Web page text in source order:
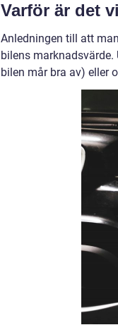
Varför är det
Anledningen till att
bilens
bilen mår bra av) eller